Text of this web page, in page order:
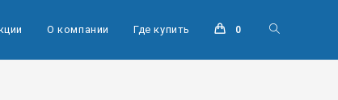
О компании Где купить 0